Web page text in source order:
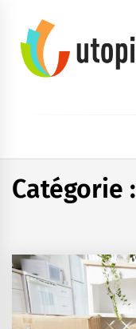
content
Catégorie :